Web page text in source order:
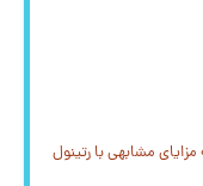
مشابهی با رتینول